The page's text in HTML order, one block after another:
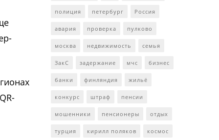
полиция петербург Россия
авария проверка пулково
москва недвижимость семья
ЗакС задержание мчс бизнес
банки финляндия жильё
конкурс штраф пенсии
мошенники пенсионеры отдых
турция кирилл поляков космос